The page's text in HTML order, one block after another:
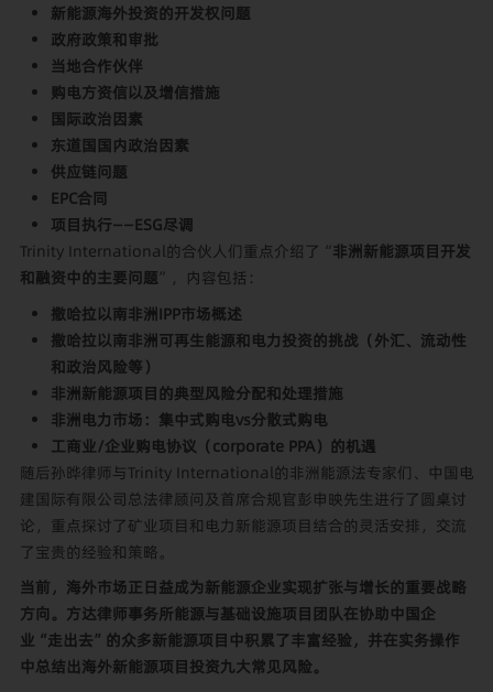
新能源海外投资的开发权问题
政府政策和审批
当地合作伙伴
购电方资信以及增信措施
国际政治因素
东道国国内政治因素
供应链问题
EPC合同
项目执行——ESG尽调
Trinity International的合伙人们重点介绍了“非洲新能源项目开发
和融资中的主要问题”，内容包括：
撒哈拉以南非洲IPP市场概述
撒哈拉以南非洲可再生能源和电力投资的挑战（外汇、流动性
和政治风险等）
非洲新能源项目的典型风险分配和处理措施
非洲电力市场：集中式购电vs分散式购电
工商业/企业购电协议（corporate PPA）的机遇
随后孙晔律师与Trinity International的非洲能源法专家们、中国电
建国际有限公司总法律顾问及首席合规官彭申映先生进行了圆桌讨
论，重点探讨了矿业项目和电力新能源项目结合的灵活安排，交流
了宝贵的经验和策略。
当前，海外市场正日益成为新能源企业实现扩张与增长的重要战略
方向。方达律师事务所能源与基础设施项目团队在协助中国企
业“走出去”的众多新能源项目中积累了丰富经验，并在实务操作
中总结出海外新能源项目投资九大常见风险。